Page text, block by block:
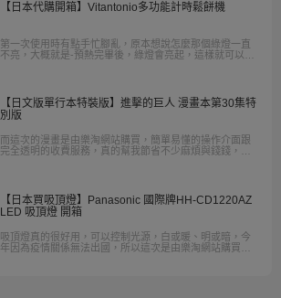
【日本代購開箱】Vitantonio多功能計時鬆餅機
第一次使用時有點手忙腳亂，原本想說怎麼那個綠燈一直
不亮，大概就是-預熱完畢後，綠燈會亮起，這樣就可以大
【日文版單行本特裝版】進擊的巨人 漫畫本第30集特
別版
而這次的漫畫是由樂淘網站購買，簡單易懂的操作介面跟
完全透明的收費服務，真的幫我節省不少麻煩與錢錢，尤
【日本買吸頂燈】Panasonic 國際牌HH-CD1220AZ
LED 吸頂燈 開箱
吸頂燈真的很好用，可以控制光源，白或暖、明或暗，今
年因為疫情關係無法出國，所以這次是由樂淘網站購買，